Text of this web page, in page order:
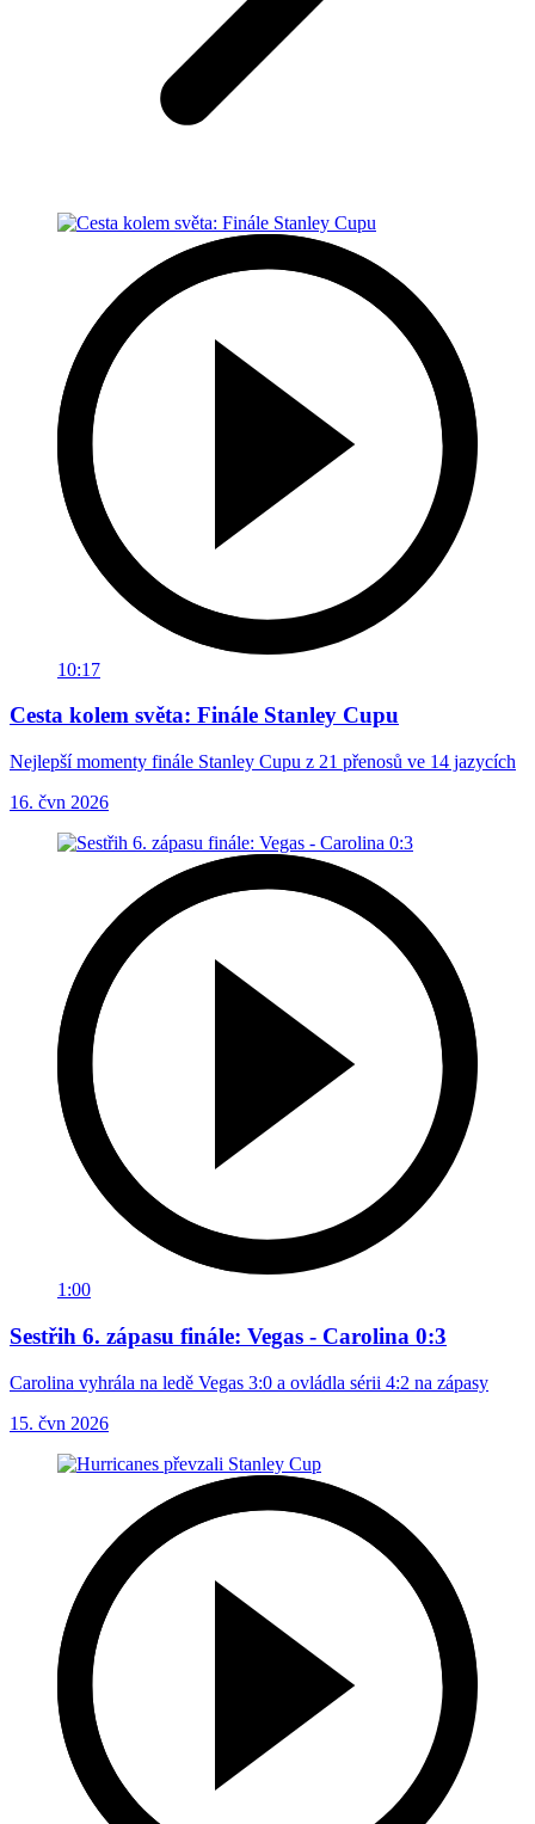
10:17
Cesta kolem světa: Finále Stanley Cupu
Nejlepší momenty finále Stanley Cupu z 21 přenosů ve 14 jazycích
16. čvn 2026
1:00
Sestřih 6. zápasu finále: Vegas - Carolina 0:3
Carolina vyhrála na ledě Vegas 3:0 a ovládla sérii 4:2 na zápasy
15. čvn 2026